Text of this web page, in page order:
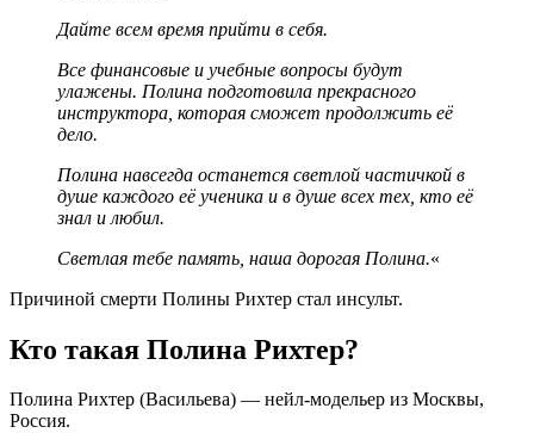
Дайте всем время прийти в себя.
Все финансовые и учебные вопросы будут
улажены. Полина подготовила прекрасного
инструктора, которая сможет продолжить её
дело.
Полина навсегда останется светлой частичкой в
душе каждого её ученика и в душе всех тех, кто её
знал и любил.
Светлая тебе память, наша дорогая Полина.«
Причиной смерти Полины Рихтер стал инсульт.
Кто такая Полина Рихтер?
Полина Рихтер (Васильева) — нейл-модельер из Москвы,
Россия.